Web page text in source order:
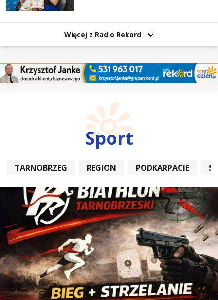
Więcej z Radio Rekord
Sport
TARNOBRZEG REGION PODKARPACIE